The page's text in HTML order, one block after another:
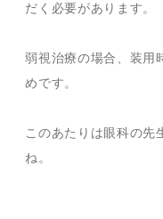
だく必要があります。
弱視治療の場合、装用
めです。
このあたりは眼科の先
ね。